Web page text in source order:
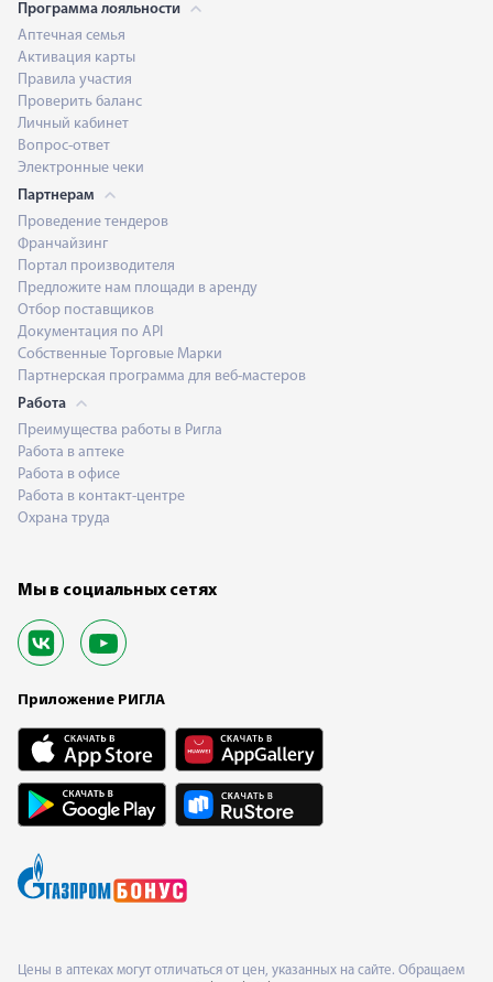
Программа лояльности
Аптечная семья
Активация карты
Правила участия
Проверить баланс
Личный кабинет
Вопрос-ответ
Электронные чеки
Партнерам
Проведение тендеров
Франчайзинг
Портал производителя
Предложите нам площади в аренду
Отбор поставщиков
Документация по API
Собственные Торговые Марки
Партнерская программа для веб-мастеров
Работа
Преимущества работы в Ригла
Работа в аптеке
Работа в офисе
Работа в контакт-центре
Охрана труда
Мы в социальных сетях
Приложение РИГЛА
Цены в аптеках могут отличаться от цен, указанных на сайте. Обращаем